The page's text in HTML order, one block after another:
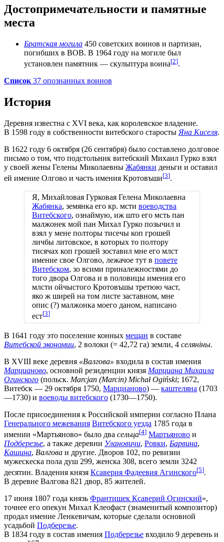
Достопримечательности и памятные
места
Братская могила 450 советских воинов и партизан,
погибших в ВОВ. В 1964 году на могиле был
установлен памятник — скульптура воина[2].
Список 37 опознанных воинов
История
Деревня известна с XVI века, как королевское владение.
В 1598 году в собственности витебского старосты Яна Киселя.
В 1622 году 6 октября (26 сентября) было составлено долговое
письмо о том, что подстольник витебский Михаил Гурко взял
у своей жены Гелены Миколаевны Жабянки деньги и оставил
ей имение Олгово и часть имения Кротовъши[3].
Я, Михайловая Гурковая Гелена Миколаевна
Жабянка, земянка его кр. мсти воеводства
Витебского, ознаймую, иж што его мсть пан
малжонек мой пан Михал Гурко позычил и
взял у мене полторы тисечы коп грошей
личбы литовское, в которых то полтору
тисячах коп грошей зоставил мне его млст
имение свое Олгово, лежачое тут в повете
Витебском, зо всими приналежностями до
того двора Олгова и в половицы имения его
млсти ойчыстого Кротовъшы третюю част,
яко ж ширей на том листе заставном, мне
опис (?) малжонка моего даном, написано
ест[3]
В 1641 году это поселение конных мещан в составе
Витебской экономии, 2 волоки (= 42,72 га) земли, 4 селяніны.
В XVIII веке деревня «Валгова» входила в состав имения
Марцианово, основной резиденции князя Марциана Михаила
Огинского (польск. Marcjan (Marcin) Michał Ogiński; 1672,
Витебск — 29 октября 1750, Марцианово) — каштеляна (1703
—1730) и воеводы витебского (1730—1750).
После присоединения к Российской империи согласно Плана
Генерального межевания Витебского уезда 1785 года в
имении «Мартьяново» было два сельца[4] Мартьяново и
Подберезье, а также деревни Улановичи, Ровки, Барвина,
Кашина, Валгова и другие. Дворов 102, по ревизии
мужескеска пола душ 299, женска 308, всего земли 3242
десятин. Владения князя Ксаверия Фадеевия Агинского[5].
В деревне Валгова 821 двор, 85 жителей.
17 июня 1807 года князь Франтишек Ксаверий Огинский»,
точнее его опекун Михал Клеофаст (знаменитый композитор)
продал имение Ленкевичам, которые сделали основной
усадьбой Подберезье.
В 1834 году в состав имения Подберезье входило 9 деревень и